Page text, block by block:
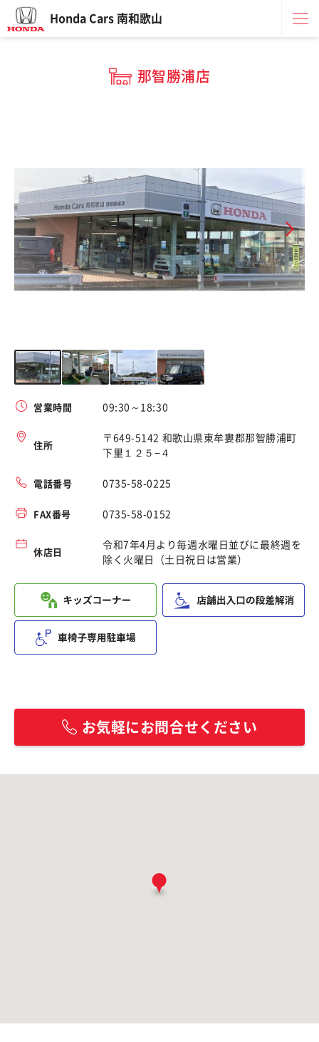
Honda Cars 南和歌山
那智勝浦店
営業時間 09:30～18:30
住所
〒649-5142 和歌山県東牟婁郡那智勝浦町
下里１２５−４
電話番号 0735-58-0225
FAX番号 0735-58-0152
休店日
令和7年4月より毎週水曜日並びに最終週を
除く火曜日（土日祝日は営業）
お気軽にお問合せください